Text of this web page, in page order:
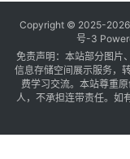
Copyright © 2025-2026
号-3
免责声明：本站部分图片
信息存储空间展示服务，
费学习交流。本站尊重
人，不承担连带责任。如